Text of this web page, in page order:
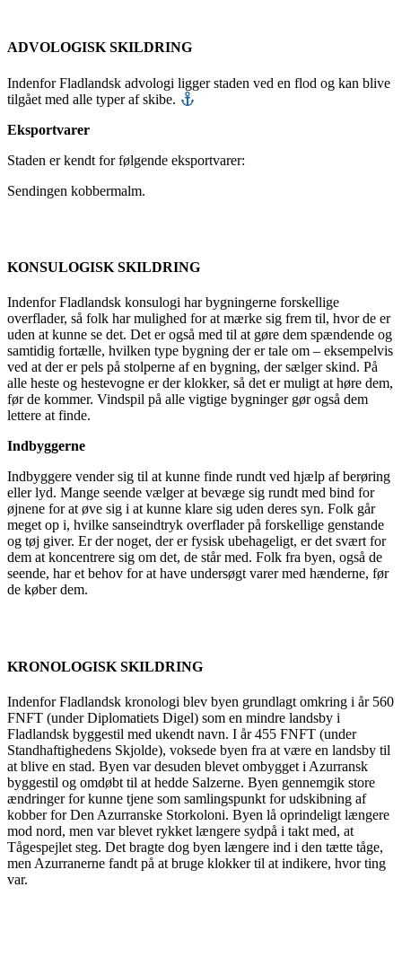
ADVOLOGISK SKILDRING
Indenfor Fladlandsk advologi ligger staden ved en flod og kan blive
tilgået med alle typer af skibe.
Eksportvarer
Staden er kendt for følgende eksportvarer:
Sendingen kobbermalm.
KONSULOGISK SKILDRING
Indenfor Fladlandsk konsulogi har bygningerne forskellige
overflader, så folk har mulighed for at mærke sig frem til, hvor de er
uden at kunne se det. Det er også med til at gøre dem spændende og
samtidig fortælle, hvilken type bygning der er tale om – eksempelvis
ved at der er pels på stolperne af en bygning, der sælger skind. På
alle heste og hestevogne er der klokker, så det er muligt at høre dem,
før de kommer. Vindspil på alle vigtige bygninger gør også dem
lettere at finde.
Indbyggerne
Indbyggere vender sig til at kunne finde rundt ved hjælp af berøring
eller lyd. Mange seende vælger at bevæge sig rundt med bind for
øjnene for at øve sig i at kunne klare sig uden deres syn. Folk går
meget op i, hvilke sanseindtryk overflader på forskellige genstande
og tøj giver. Er der noget, der er fysisk ubehageligt, er det svært for
dem at koncentrere sig om det, de står med. Folk fra byen, også de
seende, har et behov for at have undersøgt varer med hænderne, før
de køber dem.
KRONOLOGISK SKILDRING
Indenfor Fladlandsk kronologi blev byen grundlagt omkring i år 560
FNFT (under Diplomatiets Digel) som en mindre landsby i
Fladlandsk byggestil med ukendt navn. I år 455 FNFT (under
Standhaftighedens Skjolde), voksede byen fra at være en landsby til
at blive en stad. Byen var desuden blevet ombygget i Azurransk
byggestil og omdøbt til at hedde Salzerne. Byen gennemgik store
ændringer for kunne tjene som samlingspunkt for udskibning af
kobber for Den Azurranske Storkoloni. Byen lå oprindeligt længere
mod nord, men var blevet rykket længere sydpå i takt med, at
Tågespejlet steg. Det bragte dog byen længere ind i den tætte tåge,
men Azurranerne fandt på at bruge klokker til at indikere, hvor ting
var.